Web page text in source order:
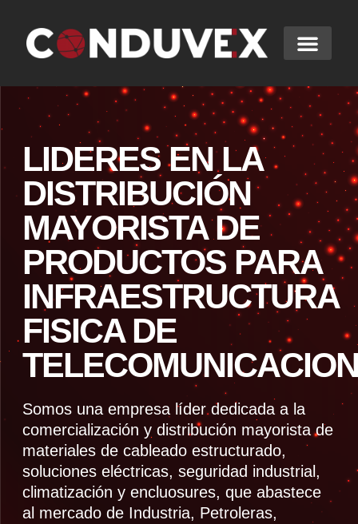
LIDERES EN LA
DISTRIBUCIÓN
MAYORISTA DE
PRODUCTOS PARA
INFRAESTRUCTURA
FISICA DE
Somos una empresa líder dedicada a la
comercialización y distribución mayorista de
materiales de cableado estructurado,
soluciones eléctricas, seguridad industrial,
climatización y encluosures, que abastece
al mercado de Industria, Petroleras,